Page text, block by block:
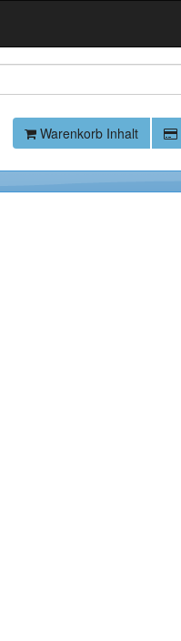
Warenkorb Inhalt